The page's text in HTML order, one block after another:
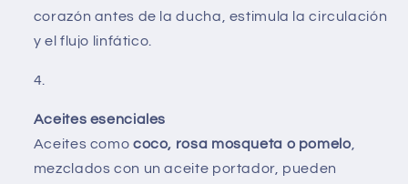
corazón antes de la ducha, estimula la circulación
y el flujo linfático.
Aceites esenciales
Aceites como coco, rosa mosqueta o pomelo
mezclados con un aceite portador, pueden